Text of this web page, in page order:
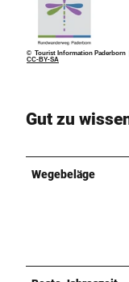
© Tourist Information Paderborn
CC-BY-SA
Gut zu
Wegebeläge